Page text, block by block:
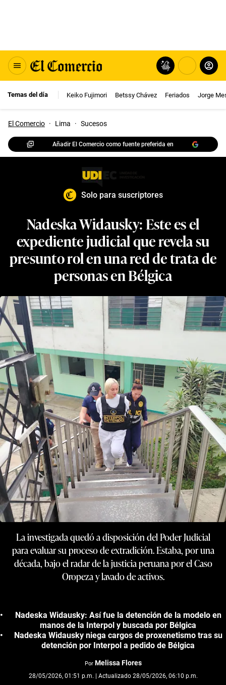
Temas del día Keiko Fujimori Betssy Chávez Feriados Jorge
El Comercio · Lima · Sucesos
Añadir El Comercio como fuente preferida en
Solo para suscriptores
Nadeska Widausky: Este es el
expediente judicial que revela su
presunto rol en una red de trata de
personas en Bélgica
La investigada quedó a disposición del Poder Judicial
para evaluar su proceso de extradición. Estaba, por una
década, bajo el radar de la justicia peruana por el Caso
Oropeza y lavado de activos.
Nadeska Widausky: Así fue la detención de la modelo en
manos de la Interpol y buscada por Bélgica
Nadeska Widausky niega cargos de proxenetismo tras su
detención por Interpol a pedido de Bélgica
Por Melissa Flores
28/05/2026, 01:51 p.m. | Actualizado 28/05/2026, 06:10 p.m.